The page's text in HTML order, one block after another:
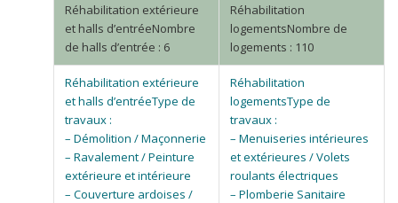
Nombre
de halls d’entrée : 6
Nombre de
logements : 110
Type de
travaux :
– Démolition / Maçonnerie
– Ravalement / Peinture
extérieure et intérieure
– Couverture ardoises /
Type de
travaux :
– Menuiseries intérieures
et extérieures / Volets
roulants électriques
– Plomberie Sanitaire